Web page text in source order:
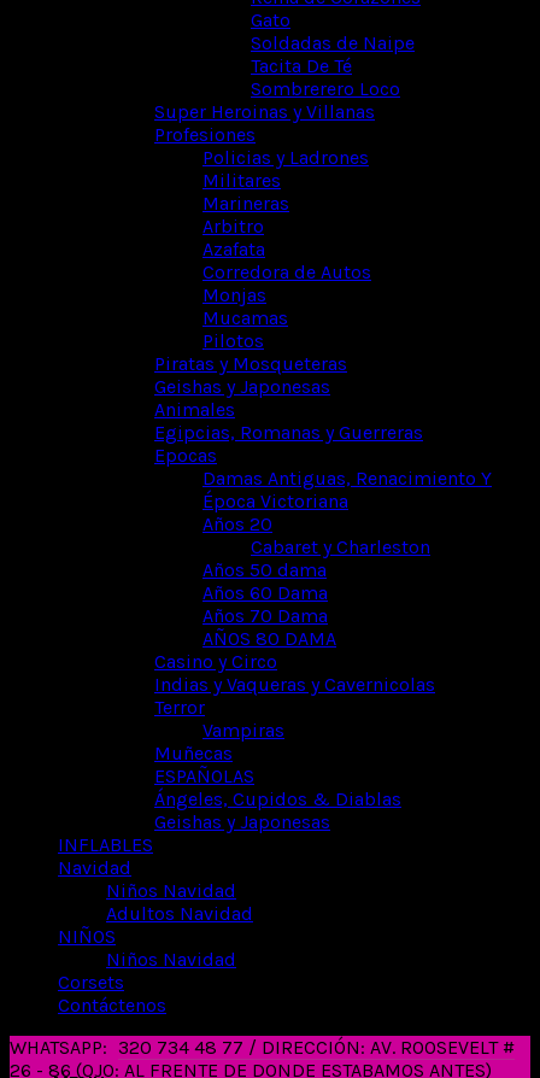
Gato
Soldadas de Naipe
Tacita De Té
Sombrerero Loco
Super Heroinas y Villanas
Profesiones
Policias y Ladrones
Militares
Marineras
Arbitro
Azafata
Corredora de Autos
Monjas
Mucamas
Pilotos
Piratas y Mosqueteras
Geishas y Japonesas
Animales
Egipcias, Romanas y Guerreras
Epocas
Damas Antiguas, Renacimiento Y
Época Victoriana
Años 20
Cabaret y Charleston
Años 50 dama
Años 60 Dama
Años 70 Dama
AÑOS 80 DAMA
Casino y Circo
Indias y Vaqueras y Cavernicolas
Terror
Vampiras
Muñecas
ESPAÑOLAS
Ángeles, Cupidos & Diablas
Geishas y Japonesas
INFLABLES
Navidad
Niños Navidad
Adultos Navidad
NIÑOS
Niños Navidad
Corsets
Contáctenos
WHATSAPP: 320 734 48 77 / DIRECCIÓN: AV. ROOSEVELT #
26 - 86 (OJO: AL FRENTE DE DONDE ESTABAMOS ANTES)